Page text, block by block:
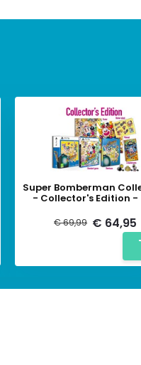
Super Bomberman
- Collector's Edition -
€ 69,99 € 64,95